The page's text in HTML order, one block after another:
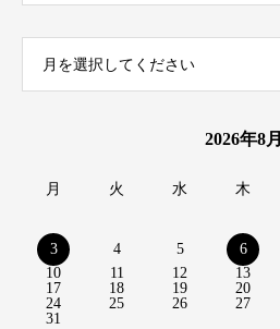
月を選択してください
2026年8月
月 火 水 木
3
4 5 6
10
11 12 13
17
18 19 20
24
25 26 27
31